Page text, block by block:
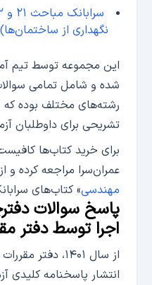
نگهداری از ساختمان‌ها)
این مجموعه توسط تیم
شده و شامل تمامی
رشته‌های مختلف بوده
تشریحی برای داوطلبان
برای خرید کتاب‌ها
عمران‌سرا مراجعه کرده و
مهندسی» کتاب‌های
پاسخ سوالات
اجرا توسط دفتر
از سال ۱۴۰۱،
انتشار پاسخنامه کلیدی